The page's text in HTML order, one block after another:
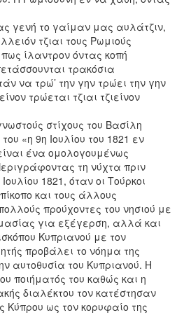
γενή το γαίμαν μας αυλάτζιν,
τζιαι τους Ρωμιούς
ίλαντρον όντας κοπή
τρακόσια
να τρώ’ την γην τρώει την γην
τρώεται τζιαι τζιείνον
στίχους του Βασίλη
«η 9η Ιουλίου του 1821 εν
ένα ομολογουμένως
τη νύχτα πριν
1821, όταν οι Τούρκοι
και τους άλλους
προύχοντες του νησιού με
για εξέγερση, αλλά και
Κυπριανού με τον
προβάλει το νόημα της
αυτοθυσία του Κυπριανού. Η
ποιήματός του καθώς και η
διαλέκτου τον κατέστησαν
Κύπρου ως τον κορυφαίο της